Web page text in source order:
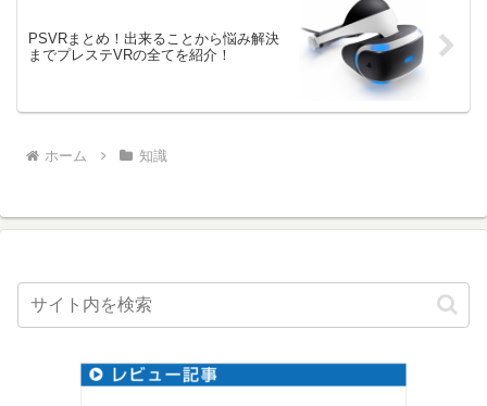
PSVRまとめ！出来ることから悩み解決
までプレステVRの全てを紹介！
ホーム 知識